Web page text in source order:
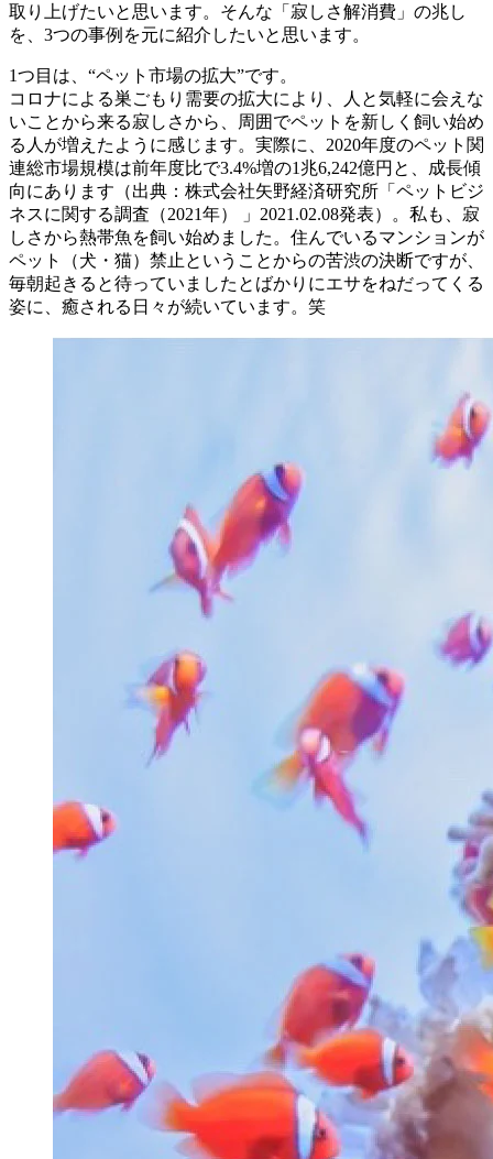
取り上げたいと思います。そんな「寂しさ解消費」の兆し
を、3つの事例を元に紹介したいと思います。
1つ目は、“ペット市場の拡大”です。
コロナによる巣ごもり需要の拡大により、人と気軽に会えな
いことから来る寂しさから、周囲でペットを新しく飼い始め
る人が増えたように感じます。実際に、2020年度のペット関
連総市場規模は前年度比で3.4%増の1兆6,242億円と、成長傾
向にあります（出典：株式会社矢野経済研究所「ペットビジ
ネスに関する調査（2021年） 」2021.02.08発表）。私も、寂
しさから熱帯魚を飼い始めました。住んでいるマンションが
ペット（犬・猫）禁止ということからの苦渋の決断ですが、
毎朝起きると待っていましたとばかりにエサをねだってくる
姿に、癒される日々が続いています。笑